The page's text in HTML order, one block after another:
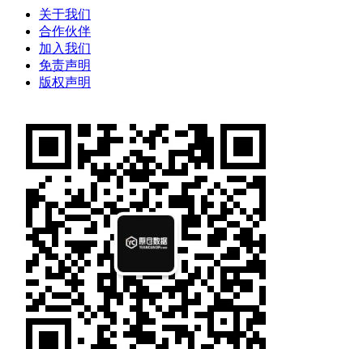
关于我们
合作伙伴
加入我们
免责声明
版权声明